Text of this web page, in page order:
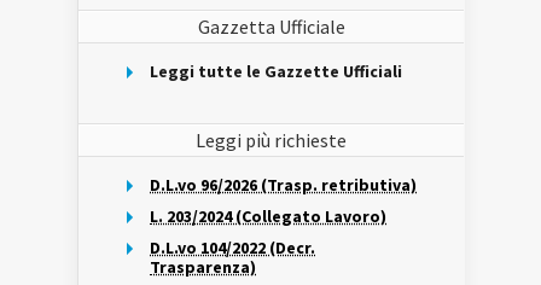
Gazzetta Ufficiale
Leggi tutte le Gazzette Ufficiali
Leggi più richieste
D.L.vo 96/2026 (Trasp. retributiva)
L. 203/2024 (Collegato Lavoro)
D.L.vo 104/2022 (Decr.
Trasparenza)